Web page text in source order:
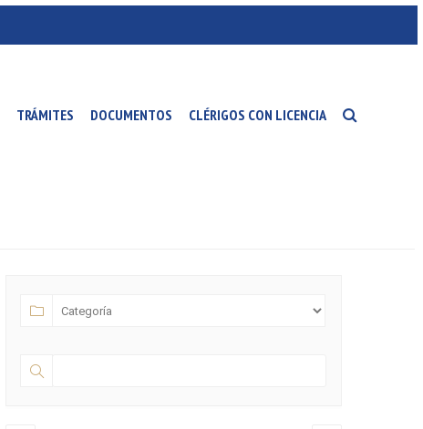
TRÁMITES DOCUMENTOS CLÉRIGOS CON LICENCIA